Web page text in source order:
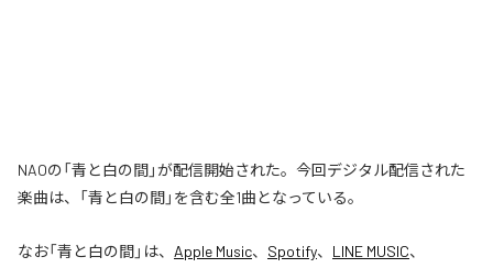
NAOの「青と白の間」が配信開始された。今回デジタル配信された
楽曲は、「青と白の間」を含む全1曲となっている。
なお「青と白の間」は、 Apple Music、 Spotify、 LINE MUSIC、